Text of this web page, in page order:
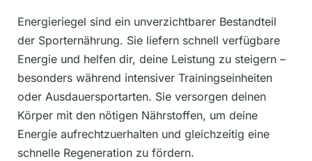
Energieriegel sind ein unverzichtbarer Bestandteil
der Sporternährung. Sie liefern schnell verfügbare
Energie und helfen dir, deine Leistung zu steigern –
besonders während intensiver Trainingseinheiten
oder Ausdauersportarten. Sie versorgen deinen
Körper mit den nötigen Nährstoffen, um deine
Energie aufrechtzuerhalten und gleichzeitig eine
schnelle Regeneration zu fördern.